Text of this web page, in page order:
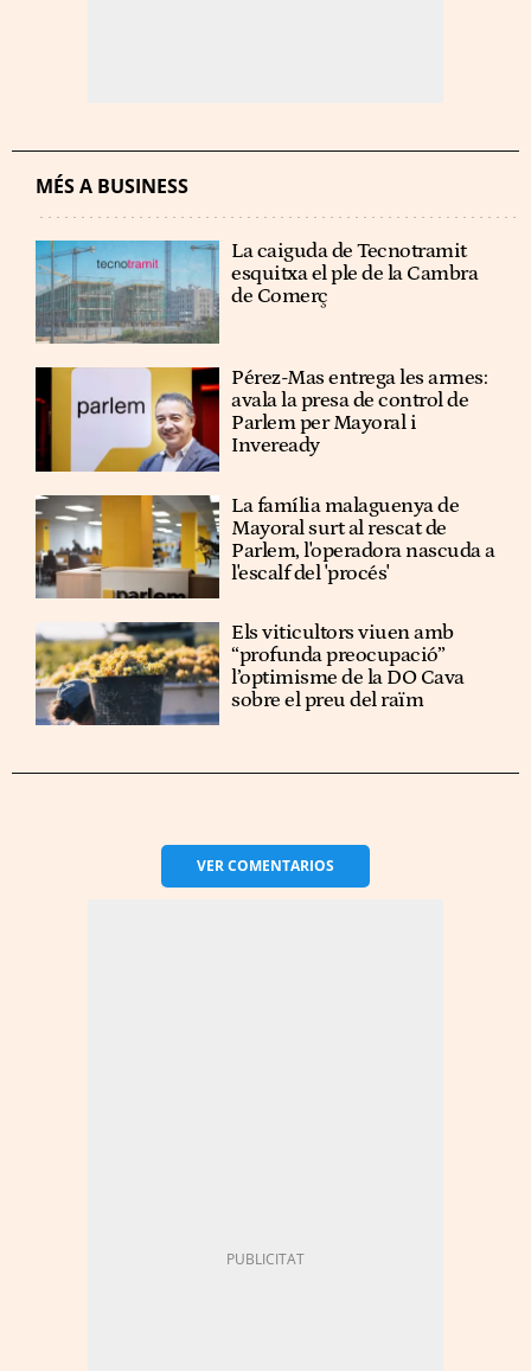
MÉS A BUSINESS
La caiguda de Tecnotramit
esquitxa el ple de la Cambra
de Comerç
Pérez-Mas entrega les armes:
avala la presa de control de
Parlem per Mayoral i
Inveready
La família malaguenya de
Mayoral surt al rescat de
Parlem, l'operadora nascuda a
l'escalf del 'procés'
Els viticultors viuen amb
“profunda preocupació”
l’optimisme de la DO Cava
sobre el preu del raïm
VERCOMENTARIOS